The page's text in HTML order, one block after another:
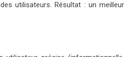
utilisateurs. Résultat : un meilleur